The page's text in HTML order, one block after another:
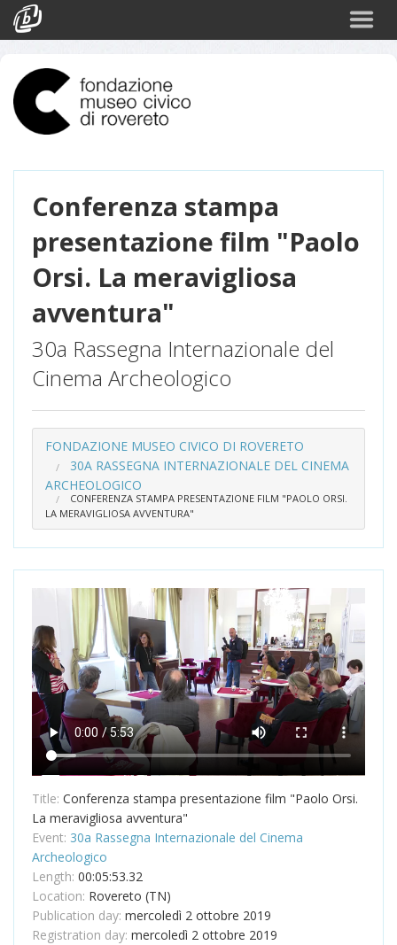
Eventi
Login
Conferenza stampa
presentazione film "Paolo
Orsi. La meravigliosa
avventura"
30a Rassegna Internazionale del
Cinema Archeologico
FONDAZIONE MUSEO CIVICO DI ROVERETO
30A RASSEGNA INTERNAZIONALE DEL CINEMA
ARCHEOLOGICO
CONFERENZA STAMPA PRESENTAZIONE FILM "PAOLO ORSI.
LA MERAVIGLIOSA AVVENTURA"
Title: Conferenza stampa presentazione film "Paolo Orsi.
La meravigliosa avventura"
Event: 30a Rassegna Internazionale del Cinema
Archeologico
Length: 00:05:53.32
Location: Rovereto (TN)
Publication day: mercoledì 2 ottobre 2019
Registration day: mercoledì 2 ottobre 2019